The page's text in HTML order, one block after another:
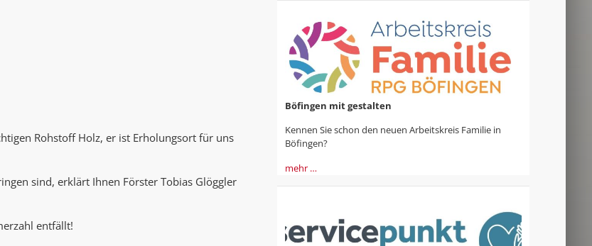
Rohstoff Holz, er ist Erholungsort für uns
sind, erklärt Ihnen Förster Tobias Glöggler
entfällt!
Böfingen mit gestalten
Kennen Sie schon den neuen Arbeitskreis Familie in
Böfingen?
mehr …